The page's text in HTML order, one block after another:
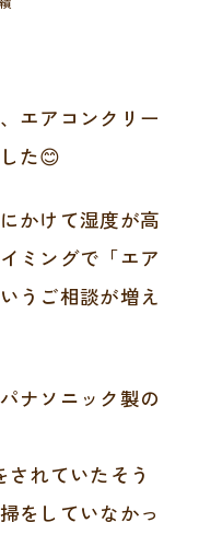
エアコンクリー
た😊
かけて湿度が高
ミングで「エア
うご相談が増え
ナソニック製の
れていたそう
をしていなかっ